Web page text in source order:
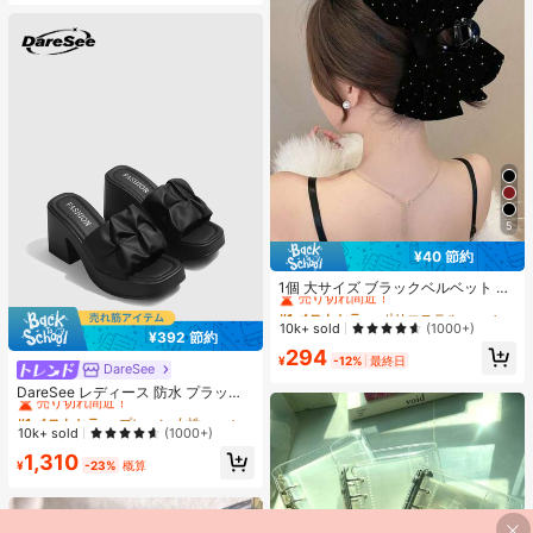
¥392 節約
DareSee
DareSee レディース 防水 プラット
フォーム 厚底サンダル オープントゥ
スリッポンシューズ 夏新作 チャンキ
ーハイヒール Y2Kスタイル 通学向け
#1 ベストセラー
売り切れ間近！
#1 ベストセラー
売り切れ間近！
#1 ベストセラー
売り切れ間近！
#1 ベストセラー
売り切れ間近！
10k+ sold (1000+)
¥1,310 -23% 概算
5
¥40 節約
1個 大サイズ ブラックベルベット リ
ボン ヘアクリップ クリスタルライン
ストーン装飾付き、エレガントな二
重レイヤー フロック加工リボン レデ
ィース用
#1 ベストセラー
ポリエステル 髪の爪
売り切れ間近！
#1 ベストセラー
売り切れ間近！
#1 ベストセラー
売り切れ間近！
#1 ベストセラー
売り切れ間近！
10k+ sold (1000+)
¥294 -12% 最終日